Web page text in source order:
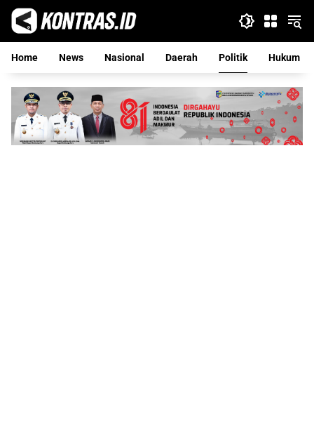
Langsung
konten
Home
News Nasional Daerah Politik Hukum